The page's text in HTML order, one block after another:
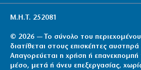
Μ.Η.Τ. 252081
© 2026 — Το σύνολο του
διατίθεται στους επισκέπτες
Απαγορεύεται η χρήση ή
μέσο, μετά ή άνευ επεξεργασίας,